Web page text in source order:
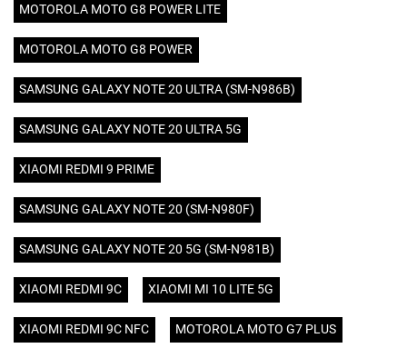
MOTOROLA MOTO G8 POWER LITE
MOTOROLA MOTO G8 POWER
SAMSUNG GALAXY NOTE 20 ULTRA (SM-N986B)
SAMSUNG GALAXY NOTE 20 ULTRA 5G
XIAOMI REDMI 9 PRIME
SAMSUNG GALAXY NOTE 20 (SM-N980F)
SAMSUNG GALAXY NOTE 20 5G (SM-N981B)
XIAOMI REDMI 9C XIAOMI MI 10 LITE 5G
XIAOMI REDMI 9C NFC MOTOROLA MOTO G7 PLUS